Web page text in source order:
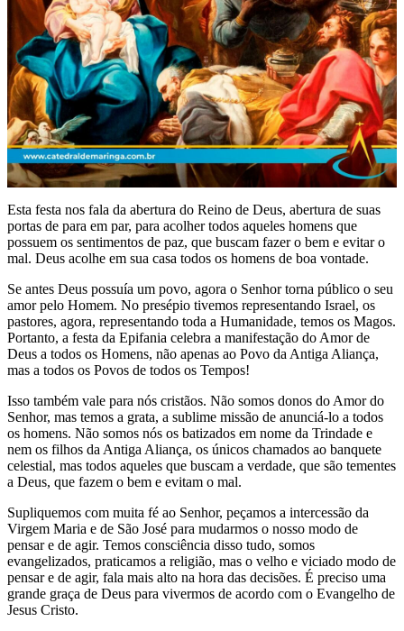
Esta festa nos fala da abertura do Reino de Deus, abertura de suas
portas de para em par, para acolher todos aqueles homens que
possuem os sentimentos de paz, que buscam fazer o bem e evitar o
mal. Deus acolhe em sua casa todos os homens de boa vontade.
Se antes Deus possuía um povo, agora o Senhor torna público o seu
amor pelo Homem. No presépio tivemos representando Israel, os
pastores, agora, representando toda a Humanidade, temos os Magos.
Portanto, a festa da Epifania celebra a manifestação do Amor de
Deus a todos os Homens, não apenas ao Povo da Antiga Aliança,
mas a todos os Povos de todos os Tempos!
Isso também vale para nós cristãos. Não somos donos do Amor do
Senhor, mas temos a grata, a sublime missão de anunciá-lo a todos
os homens. Não somos nós os batizados em nome da Trindade e
nem os filhos da Antiga Aliança, os únicos chamados ao banquete
celestial, mas todos aqueles que buscam a verdade, que são tementes
a Deus, que fazem o bem e evitam o mal.
Supliquemos com muita fé ao Senhor, peçamos a intercessão da
Virgem Maria e de São José para mudarmos o nosso modo de
pensar e de agir. Temos consciência disso tudo, somos
evangelizados, praticamos a religião, mas o velho e viciado modo de
pensar e de agir, fala mais alto na hora das decisões. É preciso uma
grande graça de Deus para vivermos de acordo com o Evangelho de
Jesus Cristo.